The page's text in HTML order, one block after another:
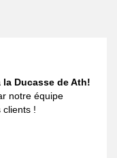
la Ducasse de Ath!
notre équipe
clients !